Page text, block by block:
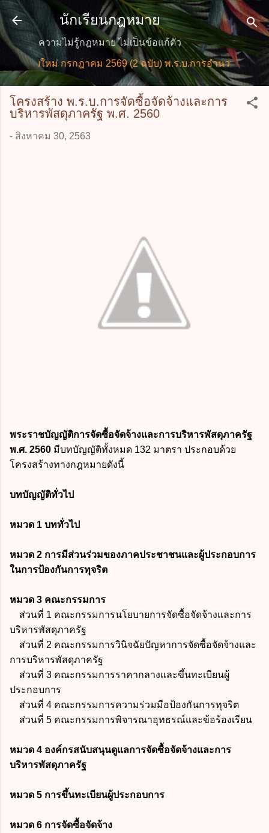
ข้ามไปที่เนื้อหาหลัก
นักเรียนกฎหมาย
ความไม่รู้กฎหมาย ไม่เป็นข้อแก้ตัว
ายใหม่ กรกฎาคม 2569 (2 ฉบับ) พ.ร.บ.การอำนวยการความ
โครงสร้าง พ.ร.บ.การจัดซื้อจัดจ้างและการ
บริหารพัสดุภาครัฐ พ.ศ. 2560
- สิงหาคม 30, 2563
พระราชบัญญัติการจัดซื้อจัดจ้างและการบริหารพัสดุภาครัฐ
พ.ศ. 2560 มีบทบัญญัติทั้งหมด 132 มาตรา ประกอบด้วย
โครงสร้างทางกฎหมายดังนี้
บทบัญญัติทั่วไป
หมวด 1 บททั่วไป
หมวด 2 การมีส่วนร่วมของภาคประชาชนและผู้ประกอบการ
ในการป้องกันการทุจริต
หมวด 3 คณะกรรมการ
ส่วนที่ 1 คณะกรรมการนโยบายการจัดซื้อจัดจ้างและการ
บริหารพัสดุภาครัฐ
ส่วนที่ 2 คณะกรรมการวินิจฉัยปัญหาการจัดซื้อจัดจ้างและ
การบริหารพัสดุภาครัฐ
ส่วนที่ 3 คณะกรรมการราคากลางและขึ้นทะเบียนผู้
ประกอบการ
ส่วนที่ 4 คณะกรรมการความร่วมมือป้องกันการทุจริต
ส่วนที่ 5 คณะกรรมการพิจารณาอุทธรณ์และข้อร้องเรียน
หมวด 4 องค์กรสนับสนุนดูแลการจัดซื้อจัดจ้างและการ
บริหารพัสดุภาครัฐ
หมวด 5 การขึ้นทะเบียนผู้ประกอบการ
หมวด 6 การจัดซื้อจัดจ้าง